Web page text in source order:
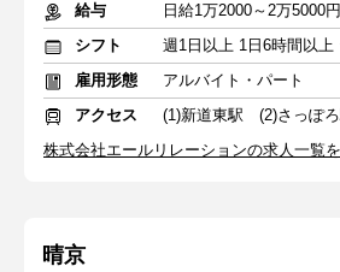
給与
日給1万2000～2万5000円
シフト
雇用形態
アルバイト・パート
アクセス
(1)新道東駅 (2)さっぽ
株式会社エールリレーションの求人一覧
晴京